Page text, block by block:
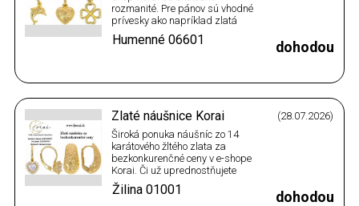
rozmanité. Pre pánov sú vhodné
prívesky ako napríklad zlatá
platnička alebo zlatý krížik.
Dámy zaručene poteší krásne
aj obľúbené vypuklé srdce, ktoré
dohodou
Humenné 06601
Zlaté náušnice Korai
(28.07.2026)
Široká ponuka náušníc zo 14
karátového žltého zlata za
bezkonkurenčné ceny v e-shope
Korai. Či už uprednostňujete
jednoduché menšie,
bezkameňové náušnice, alebo
dohodou
Žilina 01001